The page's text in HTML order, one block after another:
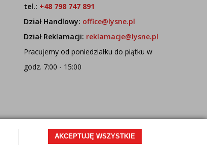
AKCEPTUJĘ WSZYSTKIE
tel.: +48 798 747 891
Dział Handlowy: office@lysne.pl
Dział Reklamacji: reklamacje@lysne.pl
Pracujemy od poniedziałku do piątku w
godz. 7:00 - 15:00